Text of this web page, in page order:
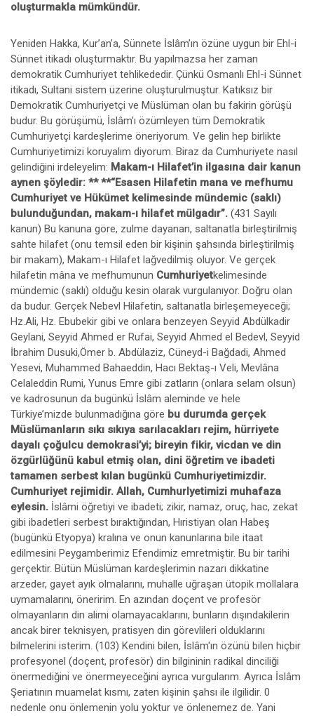
oluşturmakla mümkündür.
Yeniden Hakka, Kur’an’a, Sünnete İslâm’ın özüne uygun bir Ehl-i
Sünnet itikadı oluşturmaktır. Bu yapılmazsa her zaman
demokratik Cumhuriyet tehlikededir. Çünkü Osmanlı Ehl-i Sünnet
itikadı, Sultani sistem üzerine oluşturulmuştur. Katıksız bir
Demokratik Cumhuriyetçi ve Müslüman olan bu fakirin görüşü
budur. Bu görüşümü, İslâm'ı özümleyen tüm Demokratik
Cumhuriyetçi kardeşlerime öneriyorum. Ve gelin hep birlikte
Cumhuriyetimizi koruyalım diyorum. Biraz da Cumhuriyete nasıl
gelindiğini irdeleyelim: Makam-ı Hilafet’in ilgasına dair kanun
aynen şöyledir: ** **“Esasen Hilafetin mana ve mefhumu
Cumhuriyet ve Hükümet kelimesinde mündemic (saklı)
bulunduğundan, makam-ı hilafet mülgadır”. (431 Sayılı
kanun) Bu kanuna göre, zulme dayanan, saltanatla birleştirilmiş
sahte hilafet (onu temsil eden bir kişinin şahsında birleştirilmiş
bir makam), Makam-ı Hilafet lağvedilmiş oluyor. Ve gerçek
hilafetin mâna ve mefhumunun Cumhuriyetkelimesinde
mündemic (saklı) olduğu kesin olarak vurgulanıyor. Doğru olan
da budur. Gerçek Nebevl Hilafetin, saltanatla birleşemeyeceği;
Hz.Ali, Hz. Ebubekir gibi ve onlara benzeyen Seyyid Abdülkadir
Geylani, Seyyid Ahmed er Rufai, Seyyid Ahmed el Bedevl, Seyyid
İbrahim Dusuki,Ömer b. Abdülaziz, Cüneyd-i Bağdadi, Ahmed
Yesevi, Muhammed Bahaeddin, Hacı Bektaş-ı Veli, Mevlâna
Celaleddin Rumi, Yunus Emre gibi zatların (onlara selam olsun)
ve kadrosunun da bugünkü İslâm aleminde ve hele
Türkiye’mizde bulunmadığına göre bu durumda gerçek
Müslümanların sıkı sıkıya sarılacakları rejim, hürriyete
dayalı çoğulcu demokrasi’yi; bireyin fikir, vicdan ve din
özgürlüğünü kabul etmiş olan, dini öğretim ve ibadeti
tamamen serbest kılan bugünkü Cumhuriyetimizdir.
Cumhuriyet rejimidir. Allah, Cumhurlyetimizi muhafaza
eylesin. İslâmi öğretiyi ve ibadeti; zikir, namaz, oruç, hac, zekat
gibi ibadetleri serbest bıraktığından, Hıristiyan olan Habeş
(bugünkü Etyopya) kralına ve onun kanunlarına bile itaat
edilmesini Peygamberimiz Efendimiz emretmiştir. Bu bir tarihi
gerçektir. Bütün Müslüman kardeşlerimin nazarı dikkatine
arzeder, gayet ayık olmalarını, muhalle uğraşan ütopik mollalara
uymamalarını, öneririm. En azından doçent ve profesör
olmayanların din alimi olamayacaklarını, bunların dışındakilerin
ancak birer teknisyen, pratisyen din görevlileri olduklarını
bilmelerini isterim. (103) Kendini bilen, İslâm'ın özünü bilen hiçbir
profesyonel (doçent, profesör) din bilgininin radikal dinciliği
önermediğini ve önermeyeceğini ayrıca vurgularım. Ayrıca İslâm
Şeriatının muamelat kısmı, zaten kişinin şahsı ile ilgilidir. 0
nedenle onu önlemenin yolu yoktur ve önlenemez de. Yani